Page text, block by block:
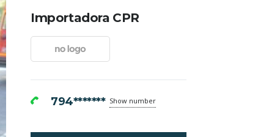
Importadora CPR
794******* Show number